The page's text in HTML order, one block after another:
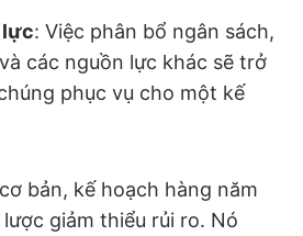
lực: Việc phân bổ ngân sách,
các nguồn lực khác sẽ trở
phục vụ cho một kế
bản, kế hoạch hàng năm
giảm thiểu rủi ro. Nó